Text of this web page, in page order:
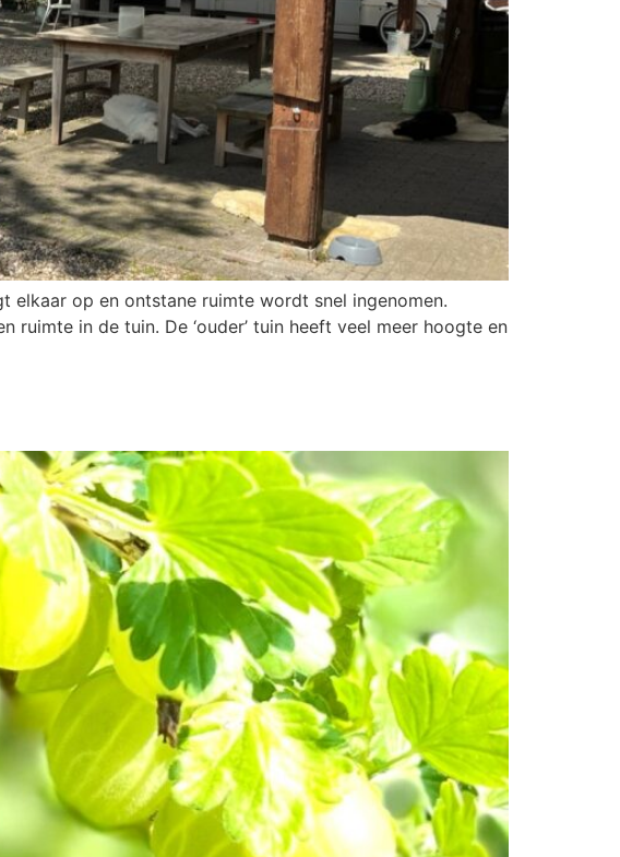
elkaar op en ontstane ruimte wordt snel ingenomen.
in de tuin. De ‘ouder’ tuin heeft veel meer hoogte en